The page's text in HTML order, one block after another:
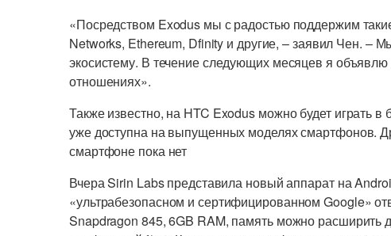
«Посредством Exodus мы с радостью поддержим
Networks, Ethereum, Dfinity и другие, – заявил Чен. –
экосистему. В течение следующих месяцев я
отношениях».
Также известно, на HTC Exodus можно будет играть в
уже доступна на выпущенных моделях смартфонов.
смартфоне пока нет
Вчера Sirin Labs представила новый аппарат на
«ультрабезопасном и сертифицированном Google»
Snapdragon 845, 6GB RAM, память можно расширить